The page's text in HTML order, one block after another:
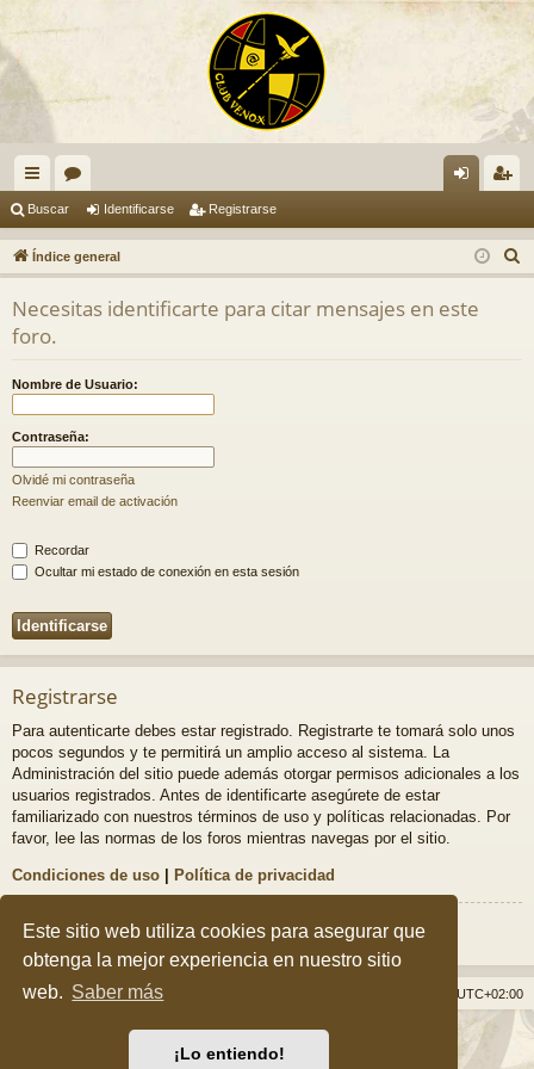
Este sitio web utiliza cookies para asegurar que
obtenga la mejor experiencia en nuestro sitio
web. Saber más
¡Lo entiendo!
nl
ac
es
rá
do
or
os nti
fic
ar
ist
ra
Buscar Identificarse Registrarse
Índice general
u
Necesitas identificarte para citar mensajes en este
foro.
Nombre de Usuario:
Contraseña:
Olvidé mi contraseña
Reenviar email de activación
Recordar
Ocultar mi estado de conexión en esta sesión
Registrarse
Para autenticarte debes estar registrado. Registrarte te tomará solo unos
pocos segundos y te permitirá un amplio acceso al sistema. La
Administración del sitio puede además otorgar permisos adicionales a los
usuarios registrados. Antes de identificarte asegúrete de estar
familiarizado con nuestros términos de uso y políticas relacionadas. Por
favor, lee las normas de los foros mientras navegas por el sitio.
Condiciones de uso | Política de privacidad
Registrarse
Índice general UTC+02:00
Desarrollado porphpBB® Forum Software © phpBB Limited
Style porArty&